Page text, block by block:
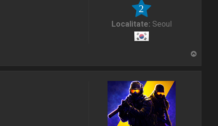
2
Localitate: Seoul